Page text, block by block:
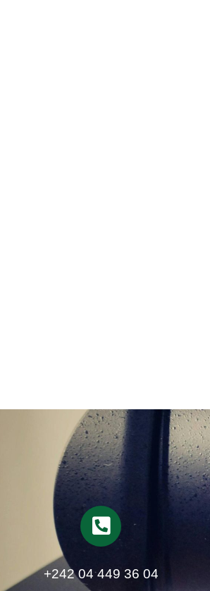
+242 04 449 36 04